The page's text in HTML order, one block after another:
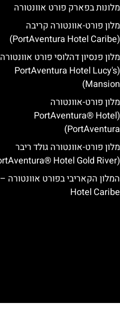
מלונות בפארק פורט אוונטורה
מלון פורט-אוונטורה קריבה
(PortAventura Hotel Caribe)
מלון פנסיון דהלוסי פורט אוונטורה
(PortAventura Hotel Lucy's
Mansion‬)
מלון פורט-אוונטורה
(PortAventura® Hotel
PortAventura)
מלון פורט-אוונטורה גולד ריבר
(PortAventura® Hotel Gold River)
המלון הקאריבי בפורט אוונטורה –
Hotel Caribe